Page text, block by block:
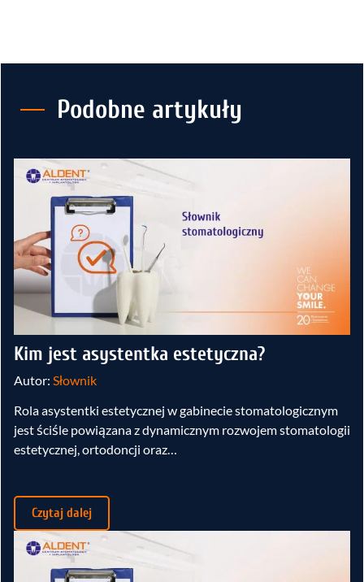
Podobne artykuły
Kim jest asystentka estetyczna?
Autor: Słownik
Rola asystentki estetycznej w gabinecie stomatologicznym
jest ściśle powiązana z dynamicznym rozwojem stomatologii
estetycznej, ortodoncji oraz…
Czytaj dalej